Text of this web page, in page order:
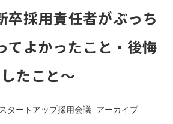
卒採用責任者がぶっち
てよかったこと・後悔
したこと～